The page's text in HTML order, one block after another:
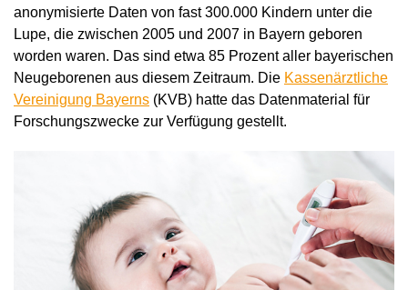
anonymisierte Daten von fast 300.000 Kindern unter die
Lupe, die zwischen 2005 und 2007 in Bayern geboren
worden waren. Das sind etwa 85 Prozent aller bayerischen
Neugeborenen aus diesem Zeitraum. Die Kassenärztliche
Vereinigung Bayerns (KVB) hatte das Datenmaterial für
Forschungszwecke zur Verfügung gestellt.